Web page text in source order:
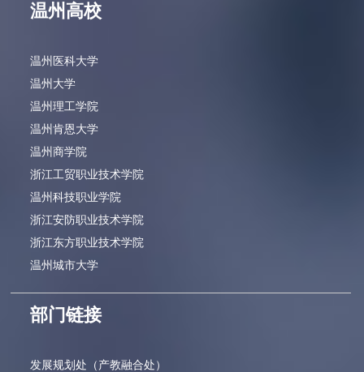
温州高校
温州医科大学
温州大学
温州理工学院
温州肯恩大学
温州商学院
浙江工贸职业技术学院
温州科技职业学院
浙江安防职业技术学院
浙江东方职业技术学院
温州城市大学
部门链接
发展规划处（产教融合处）